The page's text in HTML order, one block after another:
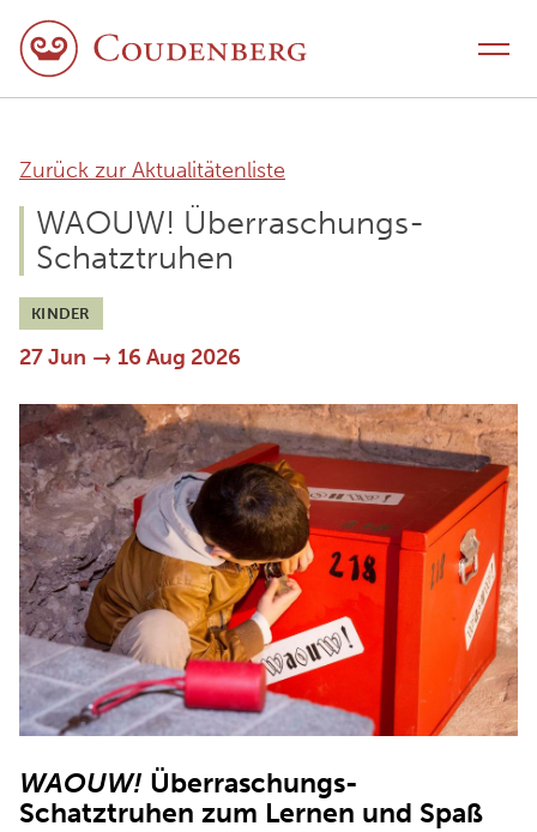
Zurück zur Aktualitätenliste
WAOUW! Überraschungs-
Schatztruhen
KINDER
27 Jun → 16 Aug 2026
WAOUW! Überraschungs-
Schatztruhen zum Lernen und Spaß